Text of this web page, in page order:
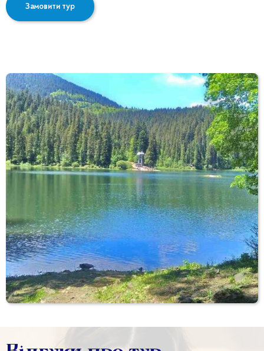
Замовити тур